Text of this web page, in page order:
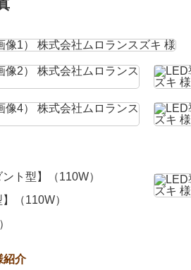
ト型】（110W）
（110W）
紹介